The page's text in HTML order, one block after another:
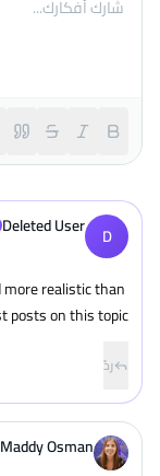
D
Deleted User
realistic than
posts on this topic.
ردّ
Maddy Osman